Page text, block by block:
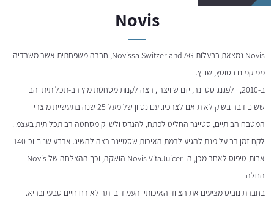
Novis
Novis נמצאת בבעלות Novissa Switzerland AG, חברה משפחתית אשר משרדיה
ממוקמים בסוטץ, שוויץ.
ב-2010, וולפגנג סטיינר, יזם שוויצרי, רצה לקנות מסחטת מיץ רב-תכליתית והבין
ששום דבר בשוק לא תואם לצרכיו. עם נסיון של מעל 25 שנה בתעשיית מוצרי
המטבח הביתיים, סטיינר החליט לפתח, להנדס ולשווק מסחטה רב תכליתית בעצמו.
לקח זמן רב על מנת להגיע לרמת האיכות שסטיינר רצה להשיג. ארבע שנים וכ-140
אבות-טיפוס לאחר מכן, ה- Novis VitaJuicer הושקה, וכך ההצלחה של Novis
החלה.
בחברת נוביס מציעים את הציוד האיכותי והעמיד ביותר לאורח חיים טבעי ובריא.